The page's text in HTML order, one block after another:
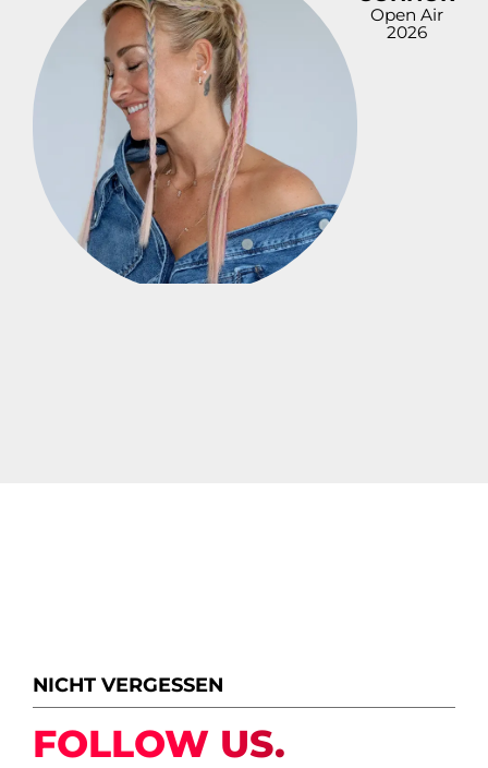
Open Air
2026
NICHT VERGESSEN
FOLLOW US.